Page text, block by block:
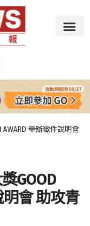
舉辦徵件說明會
GOOD
明會 助攻青